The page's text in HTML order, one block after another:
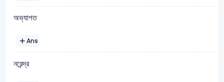
অভ্যাগত
Ans
নরেন্দ্র